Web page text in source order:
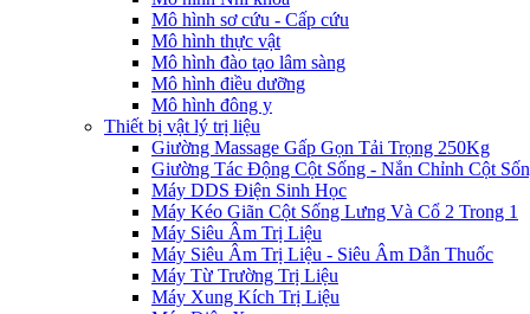
Mô hình sơ cứu - Cấp cứu
Mô hình thực vật
Mô hình đào tạo lâm sàng
Mô hình điều dưỡng
Mô hình đông y
Thiết bị vật lý trị liệu
Giường Massage Gấp Gọn Tải Trọng 250Kg
Giường Tác Động Cột Sống - Nắn Chỉnh Cột
Máy DDS Điện Sinh Học
Máy Kéo Giãn Cột Sống Lưng Và Cổ 2 Trong 1
Máy Siêu Âm Trị Liệu
Máy Siêu Âm Trị Liệu - Siêu Âm Dẫn Thuốc
Máy Từ Trường Trị Liệu
Máy Xung Kích Trị Liệu